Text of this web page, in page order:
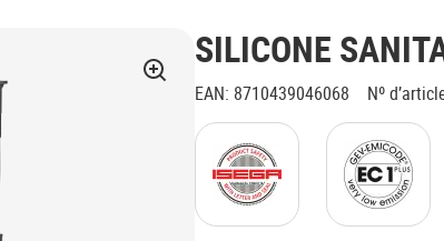
SILICONE
EAN: 8710439046068 Nº